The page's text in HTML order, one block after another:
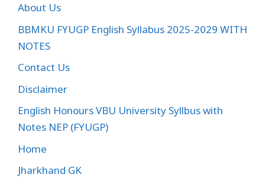
About Us
BBMKU FYUGP English Syllabus 2025-2029 WITH
NOTES
Contact Us
Disclaimer
English Honours VBU University Syllbus with
Notes NEP (FYUGP)
Home
Jharkhand GK